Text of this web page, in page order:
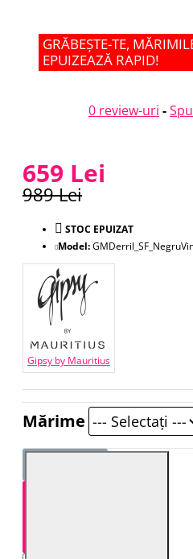
GRĂBEȘTE-TE,
EPUIZEAZĂ RAPID!
0 review-uri -
659 Lei
989 Lei
STOC EPUIZAT
Model:
Gipsy by Mauritius
Mărime